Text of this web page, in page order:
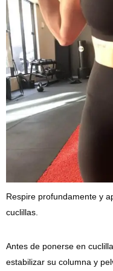
Respire profundamente y
cuclillas.
Antes de ponerse en
estabilizar su columna y